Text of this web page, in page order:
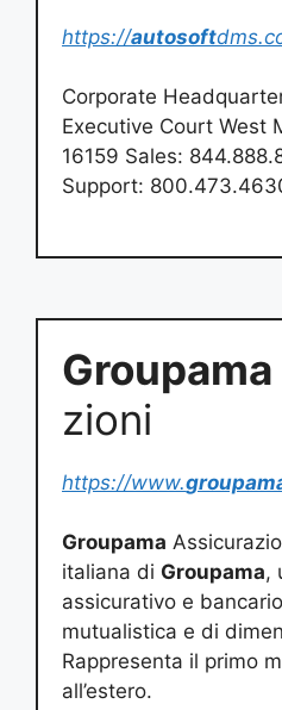
https://autosoft
Corporate
Executive Court West
16159 Sales:
Support:
Groupama
zioni
https://www.
Groupama
italiana di Groupama,
assicurativo e
mutualistica e di
Rappresenta il primo
all’estero.